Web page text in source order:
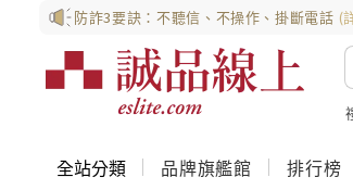
防詐3要訣：不聽信、不操作、掛斷電話 (
全站分類 品牌旗艦館 排行榜